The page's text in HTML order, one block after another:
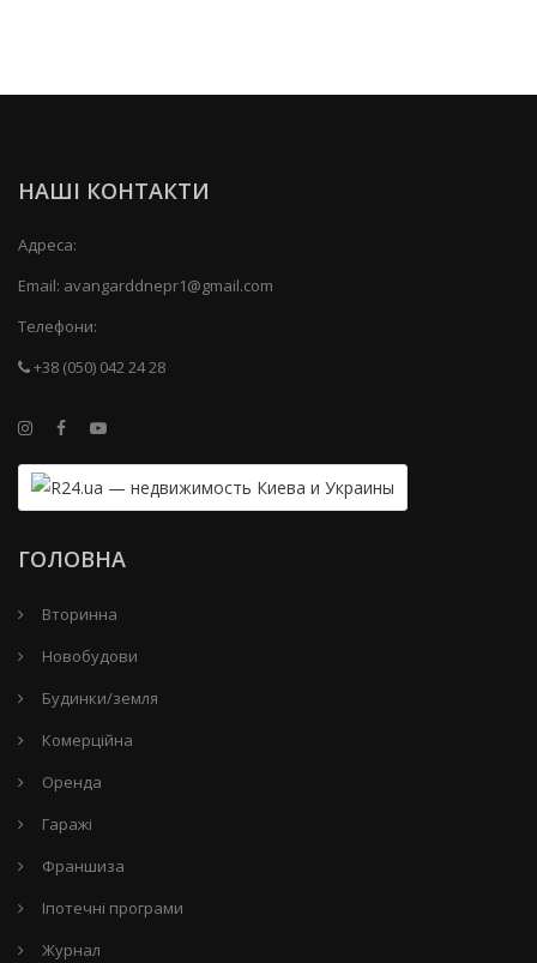
НАШІ КОНТАКТИ
Адреса:
Email: avangarddnepr1@gmail.com
Телефони:
+38 (050) 042 24 28
ГОЛОВНА
Вторинна
Новобудови
Будинки/земля
Комерційна
Оренда
Гаражі
Франшиза
Іпотечні програми
Журнал